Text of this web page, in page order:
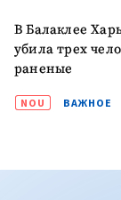
В Балаклее
убила трех
раненые
NOU ВАЖНОЕ